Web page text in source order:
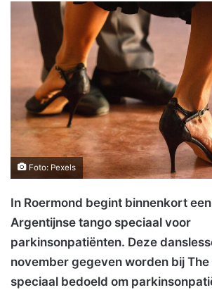
Foto: Pexels
In Roermond begint binnenkort
Argentijnse tango speciaal voor
parkinsonpatiënten. Deze
november gegeven worden bij
speciaal bedoeld om